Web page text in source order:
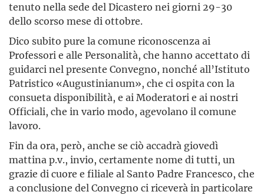
tenuto nella sede del Dicastero nei giorni 29-30
dello scorso mese di ottobre.
Dico subito pure la comune riconoscenza ai
Professori e alle Personalità, che hanno accettato di
guidarci nel presente Convegno, nonché all’Istituto
Patristico «Augustinianum», che ci ospita con la
consueta disponibilità, e ai Moderatori e ai nostri
Officiali, che in vario modo, agevolano il comune
lavoro.
Fin da ora, però, anche se ciò accadrà giovedì
mattina p.v., invio, certamente nome di tutti, un
grazie di cuore e filiale al Santo Padre Francesco, che
a conclusione del Convegno ci riceverà in particolare